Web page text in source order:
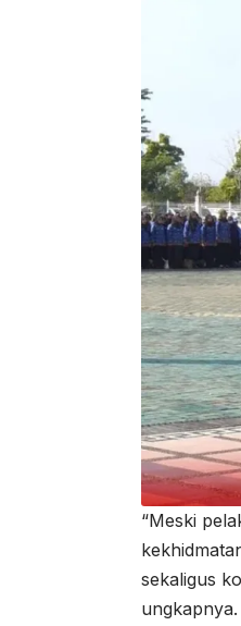
“Meski
sekaligus
ungkapnya.